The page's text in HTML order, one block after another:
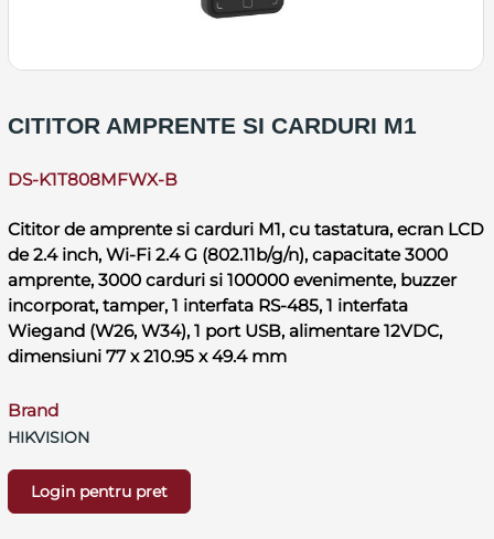
CITITOR AMPRENTE SI CARDURI M1
DS-K1T808MFWX-B
Cititor de amprente si carduri M1, cu tastatura, ecran LCD
de 2.4 inch, Wi-Fi 2.4 G (802.11b/g/n), capacitate 3000
amprente, 3000 carduri si 100000 evenimente, buzzer
incorporat, tamper, 1 interfata RS-485, 1 interfata
Wiegand (W26, W34), 1 port USB, alimentare 12VDC,
dimensiuni 77 x 210.95 x 49.4 mm
Brand
HIKVISION
Login pentru pret